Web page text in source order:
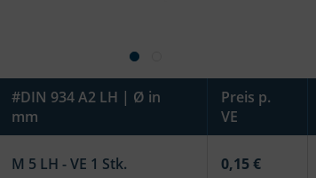
#DIN 934 A2 LH | Ø in
mm
Preis p.
VE
M 5 LH - VE 1 Stk. 0,15 €